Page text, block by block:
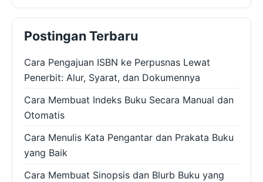
Postingan Terbaru
Cara Pengajuan ISBN ke Perpusnas Lewat
Penerbit: Alur, Syarat, dan Dokumennya
Cara Membuat Indeks Buku Secara Manual dan
Otomatis
Cara Menulis Kata Pengantar dan Prakata Buku
yang Baik
Cara Membuat Sinopsis dan Blurb Buku yang